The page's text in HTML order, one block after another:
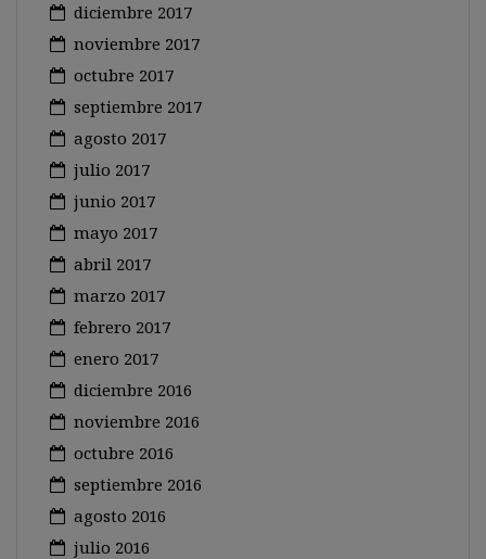
diciembre 2017
noviembre 2017
octubre 2017
septiembre 2017
agosto 2017
julio 2017
junio 2017
mayo 2017
abril 2017
marzo 2017
febrero 2017
enero 2017
diciembre 2016
noviembre 2016
octubre 2016
septiembre 2016
agosto 2016
julio 2016